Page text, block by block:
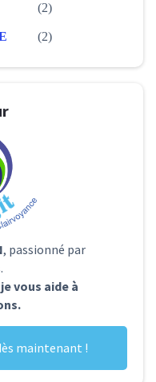
(2)
(2)
, passionné par
vous aide à
maintenant !